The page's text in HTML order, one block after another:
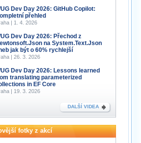
Dev Day 2026: GitHub Copilot:
přehled
| 1. 4. 2026
Dev Day 2026: Přechod z
na System.Text.Json
jak být o 60% rychlejší
| 26. 3. 2026
Dev Day 2026: Lessons learned
translating parameterized
in EF Core
| 19. 3. 2026
DALŠÍ VIDEA
fotky z akcí